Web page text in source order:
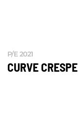
P/E 2021
CURVE CRESPE